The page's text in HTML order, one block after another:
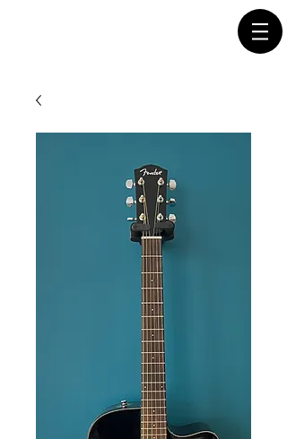
Connectez-vous